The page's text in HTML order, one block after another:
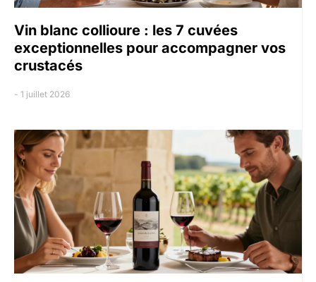
Vin blanc collioure : les 7 cuvées
exceptionnelles pour accompagner vos
crustacés
1 juillet 2026